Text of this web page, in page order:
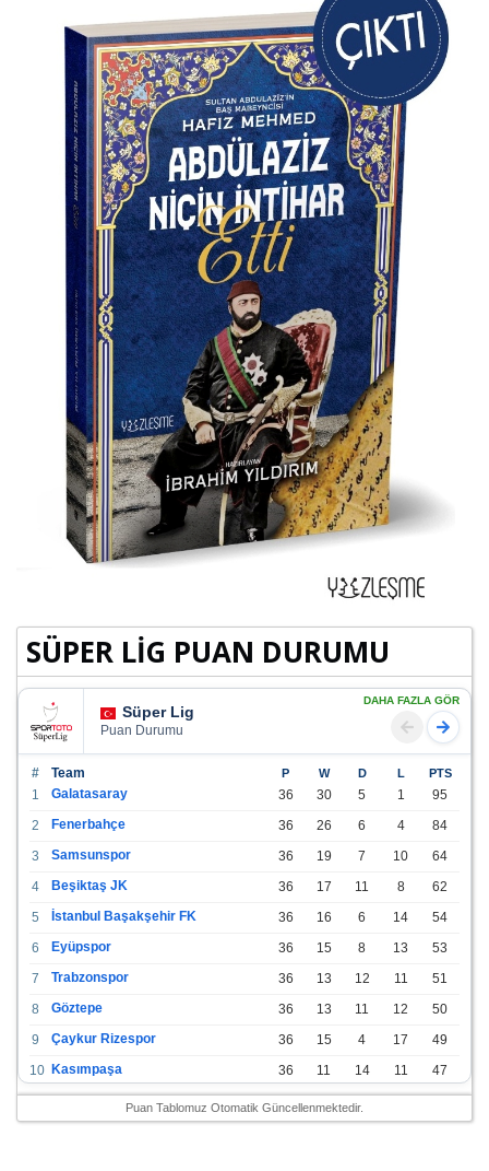
SÜPER LİG PUAN DURUMU
Süper Lig
Puan Durumu
DAHA FAZLA GÖR
# Team P W D L PTS
1 Galatasaray 36 30 5 1
95
2
Fenerbahçe 36 26 6 4
84
3
Samsunspor 36 19 7 10
64
4
Beşiktaş JK 36 17 11 8
62
5
İstanbul Başakşehir FK 36 16 6 14
54
6
Eyüpspor 36 15 8 13
53
7
Trabzonspor 36 13 12 11
51
8
Göztepe 36 13 11 12
50
9
Çaykur Rizespor 36 15 4 17
49
10 Kasımpaşa 36 11 14 11
47
Konyaspor Puan Tablomuz Otomatik Güncellenmektedir.